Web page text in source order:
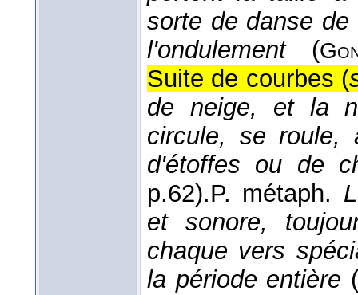
sorte de danse
l'ondulement(
Suite de courbes (
de neige, et la
circule, se roule,
d'étoffes ou de
p.62).P. métaph.
et sonore,
chaque vers
la période entière